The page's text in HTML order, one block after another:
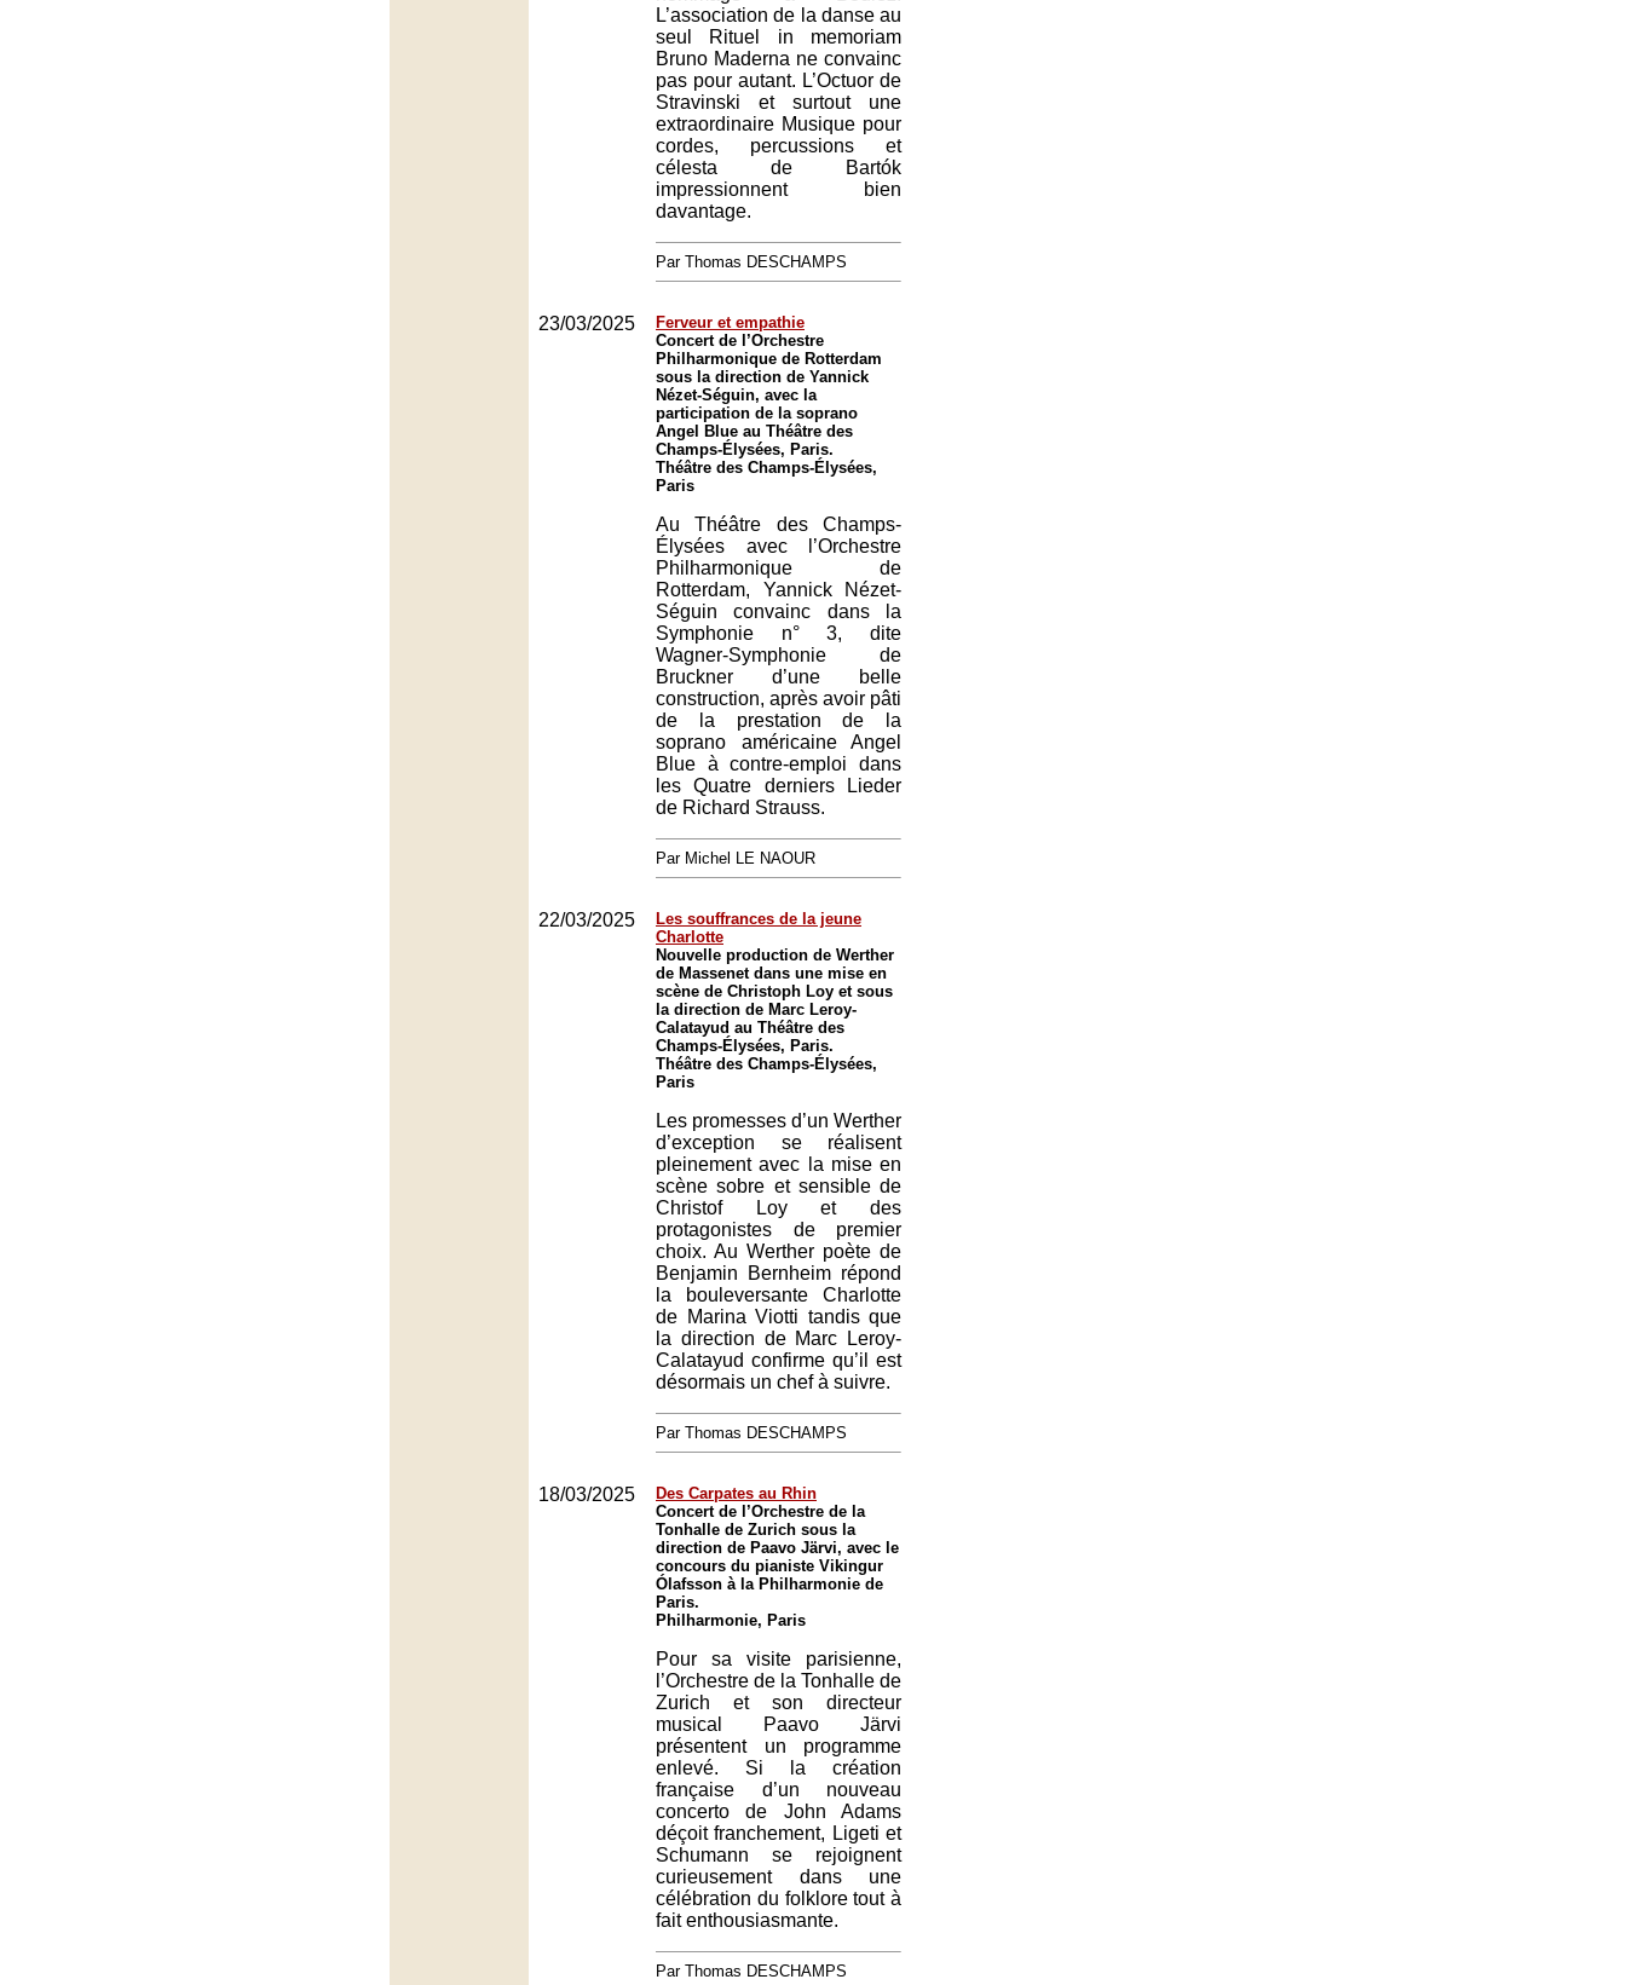
L’association de la danse au
seul Rituel in memoriam
Bruno Maderna ne convainc
pas pour autant. L’Octuor de
Stravinski et surtout une
extraordinaire Musique pour
cordes, percussions et
célesta de Bartók
impressionnent bien
davantage.
Par Thomas DESCHAMPS
23/03/2025
Ferveur et empathie
Concert de l’Orchestre
Philharmonique de Rotterdam
sous la direction de Yannick
Nézet-Séguin, avec la
participation de la soprano
Angel Blue au Théâtre des
Champs-Élysées, Paris.
Théâtre des Champs-Élysées,
Paris
Au Théâtre des Champs-
Élysées avec l’Orchestre
Philharmonique de
Rotterdam, Yannick Nézet-
Séguin convainc dans la
Symphonie n° 3, dite
Wagner-Symphonie de
Bruckner d’une belle
construction, après avoir pâti
de la prestation de la
soprano américaine Angel
Blue à contre-emploi dans
les Quatre derniers Lieder
de Richard Strauss.
Par Michel LE NAOUR
22/03/2025
Les souffrances de la jeune
Charlotte
Nouvelle production de Werther
de Massenet dans une mise en
scène de Christoph Loy et sous
la direction de Marc Leroy-
Calatayud au Théâtre des
Champs-Élysées, Paris.
Théâtre des Champs-Élysées,
Paris
Les promesses d’un Werther
d’exception se réalisent
pleinement avec la mise en
scène sobre et sensible de
Christof Loy et des
protagonistes de premier
choix. Au Werther poète de
Benjamin Bernheim répond
la bouleversante Charlotte
de Marina Viotti tandis que
la direction de Marc Leroy-
Calatayud confirme qu’il est
désormais un chef à suivre.
Par Thomas DESCHAMPS
18/03/2025
Des Carpates au Rhin
Concert de l’Orchestre de la
Tonhalle de Zurich sous la
direction de Paavo Järvi, avec le
concours du pianiste Vikingur
Ólafsson à la Philharmonie de
Paris.
Philharmonie, Paris
Pour sa visite parisienne,
l’Orchestre de la Tonhalle de
Zurich et son directeur
musical Paavo Järvi
présentent un programme
enlevé. Si la création
française d’un nouveau
concerto de John Adams
déçoit franchement, Ligeti et
Schumann se rejoignent
curieusement dans une
célébration du folklore tout à
fait enthousiasmante.
Par Thomas DESCHAMPS